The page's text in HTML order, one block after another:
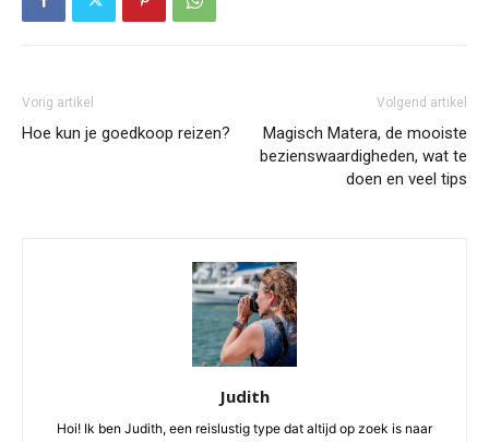
Vorig artikel
Hoe kun je goedkoop reizen?
Volgend artikel
Magisch Matera, de mooiste
bezienswaardigheden, wat te
doen en veel tips
Judith
Hoi! Ik ben Judith, een reislustig type dat altijd op zoek is naar